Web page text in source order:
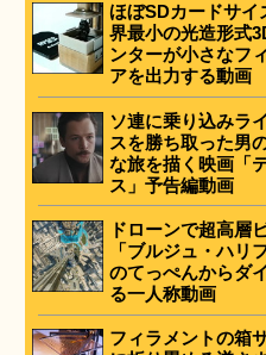
ほぼSDカードサイ
界最小の光造形式
ンターが小さなフ
アを出力する動画
ソ連に乗り込みラ
スを勝ち取った男
な旅を描く映画「
ス」予告編動画
ドローンで超高層
「ブルジュ・ハリ
のてっぺんからダ
る一人称動画
フィラメントの箱